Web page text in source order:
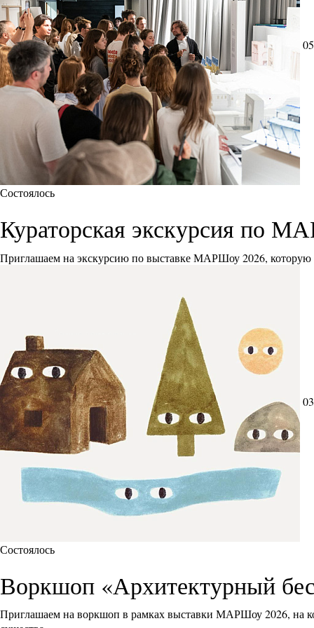
Состоялось
Кураторская экскурсия по
Приглашаем на экскурсию по выставке МАРШоу 2026, которую
Состоялось
Воркшоп «Архитектурный
Приглашаем на воркшоп в рамках выставки МАРШоу 2026, на